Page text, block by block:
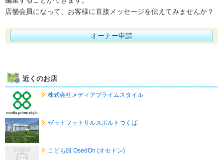
店舗会員になって、お客様に直接メッセージを伝えてみませんか？
オーナー申請
近くのお店
株式会社メディアプライムスタイル
ゼットフットサルスポルトつくば
こども服 OsedOn (オセドン)